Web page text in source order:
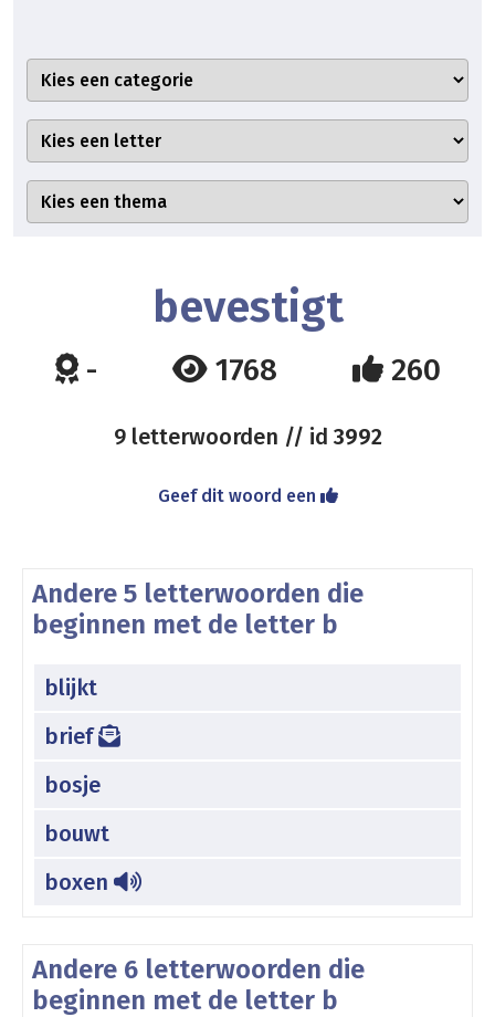
bevestigt
- 1768 260
9 letterwoorden // id 3992
Geef dit woord een
Andere 5 letterwoorden die
beginnen met de letter b
blijkt
brief
bosje
bouwt
boxen
Andere 6 letterwoorden die
beginnen met de letter b